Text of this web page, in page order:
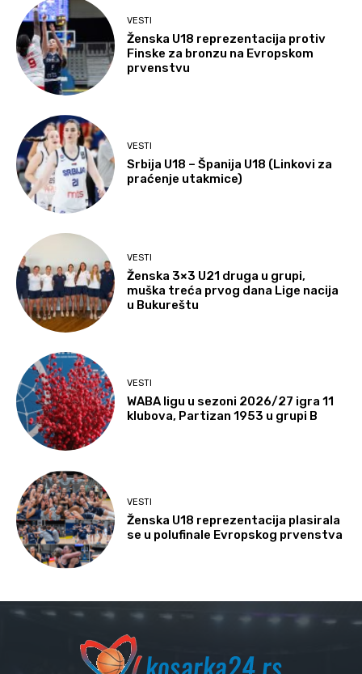
VESTI
Ženska U18 reprezentacija protiv
Finske za bronzu na Evropskom
prvenstvu
VESTI
Srbija U18 – Španija U18 (Linkovi za
praćenje utakmice)
VESTI
Ženska 3×3 U21 druga u grupi,
muška treća prvog dana Lige nacija
u Bukureštu
VESTI
WABA ligu u sezoni 2026/27 igra 11
klubova, Partizan 1953 u grupi B
VESTI
Ženska U18 reprezentacija plasirala
se u polufinale Evropskog prvenstva